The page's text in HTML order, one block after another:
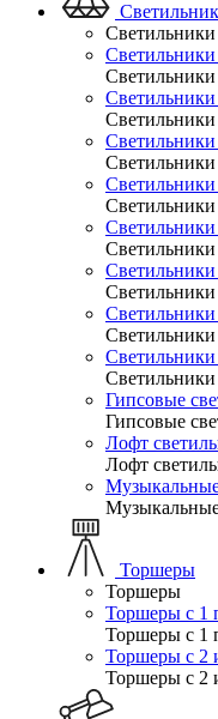
Светильники
Светильники
Светильники
Светильники
Светильники
Гипсовые
Гипсовые
Лофт
Лофт
Торшеры
Торшеры
Торшеры с 1
Торшеры с 1
Торшеры с 2
Торшеры с 2